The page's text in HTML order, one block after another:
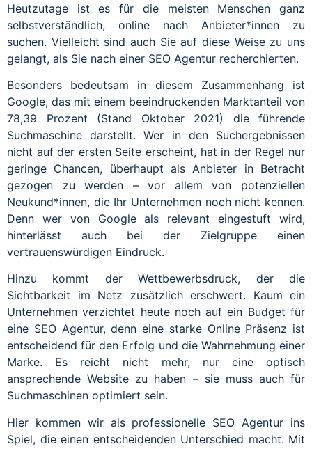
Heutzutage ist es für die meisten Menschen ganz
selbstverständlich, online nach Anbieter*innen zu
suchen. Vielleicht sind auch Sie auf diese Weise zu uns
gelangt, als Sie nach einer SEO Agentur recherchierten.
Besonders bedeutsam in diesem Zusammenhang ist
Google, das mit einem beeindruckenden Marktanteil von
78,39 Prozent (Stand Oktober 2021) die führende
Suchmaschine darstellt. Wer in den Suchergebnissen
nicht auf der ersten Seite erscheint, hat in der Regel nur
geringe Chancen, überhaupt als Anbieter in Betracht
gezogen zu werden – vor allem von potenziellen
Neukund*innen, die Ihr Unternehmen noch nicht kennen.
Denn wer von Google als relevant eingestuft wird,
hinterlässt auch bei der Zielgruppe einen
vertrauenswürdigen Eindruck.
Hinzu kommt der Wettbewerbsdruck, der die
Sichtbarkeit im Netz zusätzlich erschwert. Kaum ein
Unternehmen verzichtet heute noch auf ein Budget für
eine SEO Agentur, denn eine starke Online Präsenz ist
entscheidend für den Erfolg und die Wahrnehmung einer
Marke. Es reicht nicht mehr, nur eine optisch
ansprechende Website zu haben – sie muss auch für
Suchmaschinen optimiert sein.
Hier kommen wir als professionelle SEO Agentur ins
Spiel, die einen entscheidenden Unterschied macht. Mit